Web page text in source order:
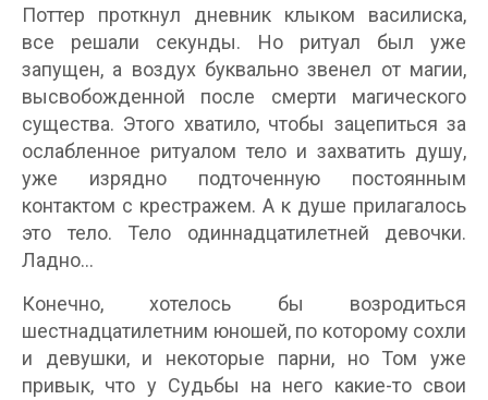
Поттер проткнул дневник клыком василиска,
все решали секунды. Но ритуал был уже
запущен, а воздух буквально звенел от магии,
высвобожденной после смерти магического
существа. Этого хватило, чтобы зацепиться за
ослабленное ритуалом тело и захватить душу,
уже изрядно подточенную постоянным
контактом с крестражем. А к душе прилагалось
это тело. Тело одиннадцатилетней девочки.
Ладно…
Конечно, хотелось бы возродиться
шестнадцатилетним юношей, по которому сохли
и девушки, и некоторые парни, но Том уже
привык, что у Судьбы на него какие-то свои